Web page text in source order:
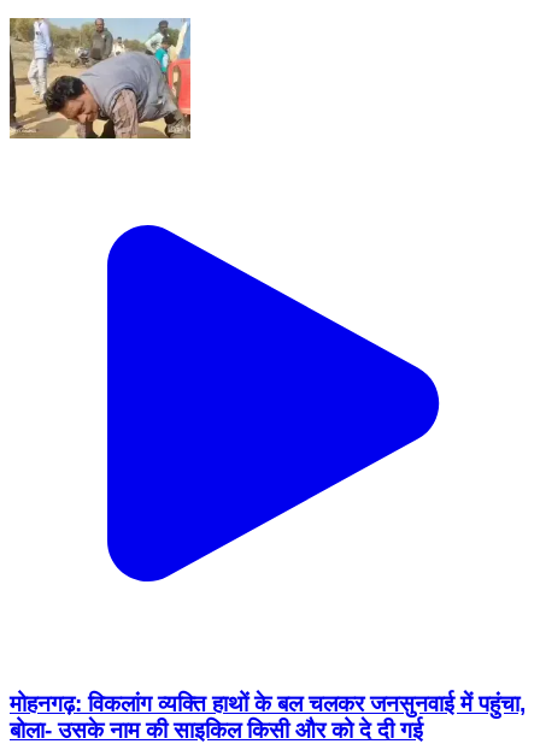
मोहनगढ़: विकलांग व्यक्ति हाथों के बल चलकर जनसुनवाई में पहुंचा,
बोला- उसके नाम की साइकिल किसी और को दे दी गई